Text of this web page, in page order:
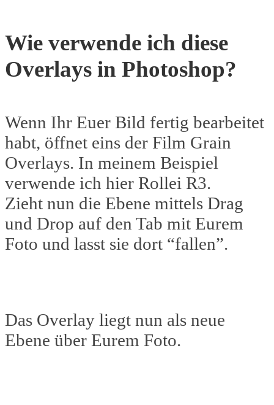
Wie verwende ich diese
Overlays in Photoshop?
Wenn Ihr Euer Bild fertig bearbeitet
habt, öffnet eins der Film Grain
Overlays. In meinem Beispiel
verwende ich hier Rollei R3.
Zieht nun die Ebene mittels Drag
und Drop auf den Tab mit Eurem
Foto und lasst sie dort “fallen”.
Das Overlay liegt nun als neue
Ebene über Eurem Foto.